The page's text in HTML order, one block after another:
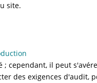
site.
cependant, il peut
des exigences d'audit,